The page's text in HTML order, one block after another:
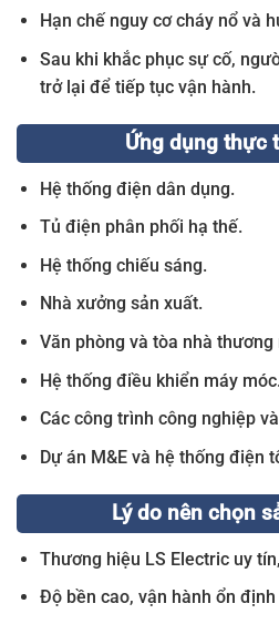
Hạn chế nguy cơ cháy nổ và
Sau khi khắc phục sự cố,
trở lại để tiếp tục vận hành.
Ứng dụng thực
Hệ thống điện dân dụng.
Tủ điện phân phối hạ thế.
Hệ thống chiếu sáng.
Nhà xưởng sản xuất.
Văn phòng và tòa nhà thương
Hệ thống điều khiển máy
Các công trình công nghiệp
Dự án M&E và hệ thống điện
Lý do nên chọn
Thương hiệu LS Electric uy
Độ bền cao, vận hành ổn